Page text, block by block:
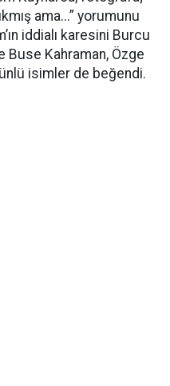
ama...” yorumunu
iddialı karesini Burcu
Buse Kahraman, Özge
isimler de beğendi.